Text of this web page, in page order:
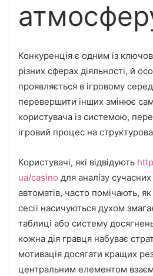
Конкуренція є одним із
різних сферах діяльності, й
проявляється в ігровому
перевершити інших змінює
користувача із системою,
ігровий процес на
Користувачі, які відвідують
ua/casino для аналізу
автоматів, часто помічають,
сесії насичуються духом
таблиці або систему
кожна дія гравця набуває
мотивація досягати кращих
центральним елементом